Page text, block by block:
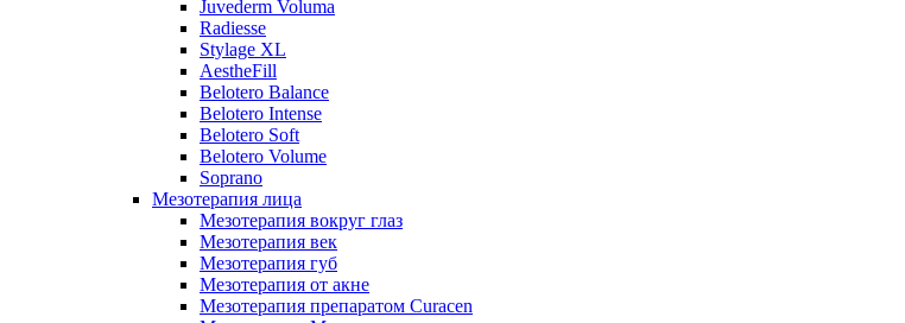
Juvederm Voluma
Radiesse
Stylage XL
AestheFill
Belotero Balance
Belotero Intense
Belotero Soft
Belotero Volume
Soprano
Мезотерапия лица
Мезотерапия вокруг глаз
Мезотерапия век
Мезотерапия губ
Мезотерапия от акне
Мезотерапия препаратом Curacen